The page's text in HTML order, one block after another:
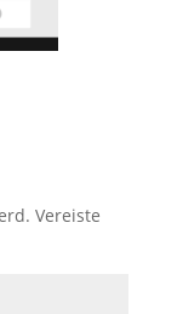
Vereiste